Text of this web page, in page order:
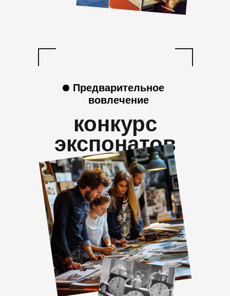
конкурс
экспонатов
Предварительное
вовлечение